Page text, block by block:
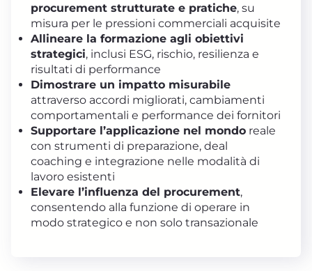
procurement strutturate e pratiche, su
misura per le pressioni commerciali acquisite
Allineare la formazione agli obiettivi
strategici, inclusi ESG, rischio, resilienza e
risultati di performance
Dimostrare un impatto misurabile
attraverso accordi migliorati, cambiamenti
comportamentali e performance dei fornitori
Supportare l’applicazione nel mondo reale
con strumenti di preparazione, deal
coaching e integrazione nelle modalità di
lavoro esistenti
Elevare l’influenza del procurement,
consentendo alla funzione di operare in
modo strategico e non solo transazionale